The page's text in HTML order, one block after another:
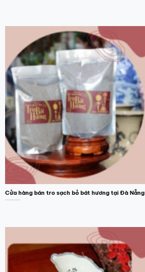
Cửa hàng bán tro sạch bỏ bát hương tại Đà Nẵng